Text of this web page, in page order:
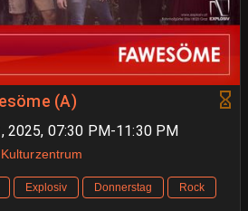
(A)
2025, 07:30 PM-11:30 PM
Explosiv Donnerstag
Rock